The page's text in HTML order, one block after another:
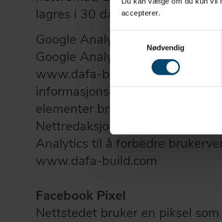
accepterer.
Nødvendig
lagres i 30 dager.
Google Analytics
Google Analytics samler inn
www.dafa-build.com (1. parts
informasjonskapsler), for
elementer brukerne bruker
Nettredaksjonen bruker
Analytics til å forbedre
www.dafa-build.com
Facebook Pixel
Nettstedet bruker en piksel